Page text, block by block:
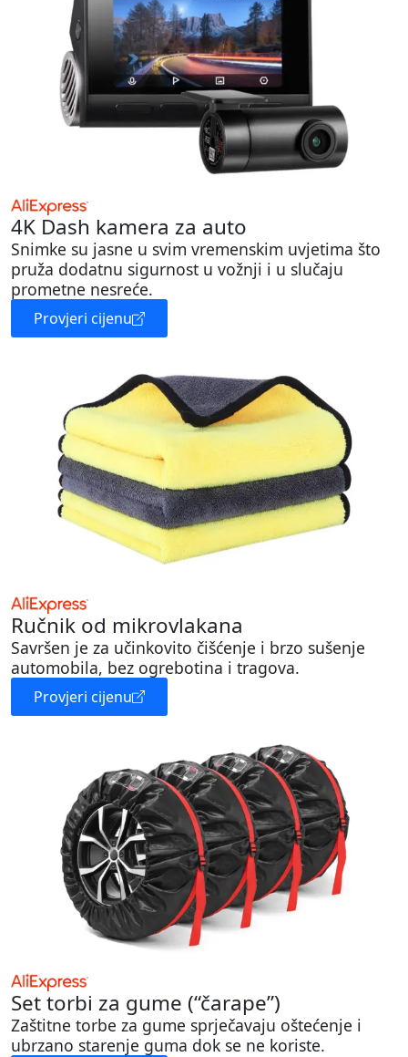
4K Dash kamera za auto
Snimke su jasne u svim vremenskim uvjetima što
pruža dodatnu sigurnost u vožnji i u slučaju
prometne nesreće.
Provjeri cijenu
Ručnik od mikrovlakana
Savršen je za učinkovito čišćenje i brzo sušenje
automobila, bez ogrebotina i tragova.
Provjeri cijenu
Set torbi za gume (“čarape”)
Zaštitne torbe za gume sprječavaju oštećenje i
ubrzano starenje guma dok se ne koriste.